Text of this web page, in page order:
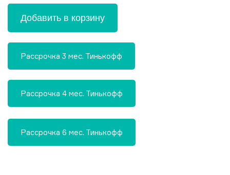
Добавить в корзину
Рассрочка 3 мес. Тинькофф
Рассрочка 4 мес. Тинькофф
Рассрочка 6 мес. Тинькофф